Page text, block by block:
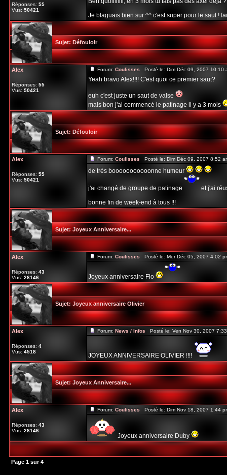
Réponses:55
Vus:50421
Je blaguais bien sur ^^ c'est super pour le saut !
Sujet:Défouloir
Alex
Réponses:55
Vus:50421
Forum:CoulissesPosté le: Dim Déc 09, 2007
Yeah bravo Alex!!!! C'est quoi ce premier saut?
euh c'est juste un saut de valse
mais bon j'ai commencé le patinage il y a 3 mois
Sujet:Défouloir
Alex
Réponses:55
Vus:50421
Forum:CoulissesPosté le: Dim Déc 09, 2007 8:52
de très booooooooooonne humeur
j'ai changé de groupe de patinage
et j'ai
bonne fin de week-end à tous !!!
Sujet:Joyeux Anniversaire...
Alex
Réponses:43
Vus:28146
Forum:CoulissesPosté le: Mer Déc 05, 2007 4:02
Joyeux anniversaire Flo
Sujet:Joyeux anniversaire Olivier
Alex
Réponses:4
Vus:4518
Forum:News / InfosPosté le: Ven Nov 30, 2007
JOYEUX ANNIVERSAIRE OLIVIER !!!!
Sujet:Joyeux Anniversaire...
Alex
Réponses:43
Vus:28146
Forum:CoulissesPosté le: Dim Nov 18, 2007 1:44
Joyeux anniversaire Duby
Page 1 sur4